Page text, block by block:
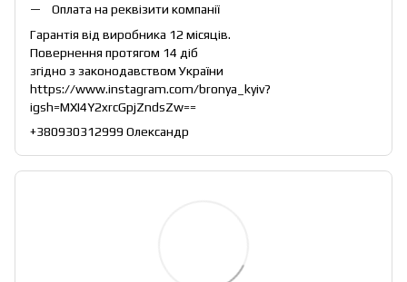
Оплата на реквізити компанії
Гарантія від виробника 12 місяців.
Повернення протягом 14 діб
згідно з законодавством України
https://www.instagram.com/bronya_kyiv?
igsh=MXI4Y2xrcGpjZndsZw==
+380930312999 Олександр